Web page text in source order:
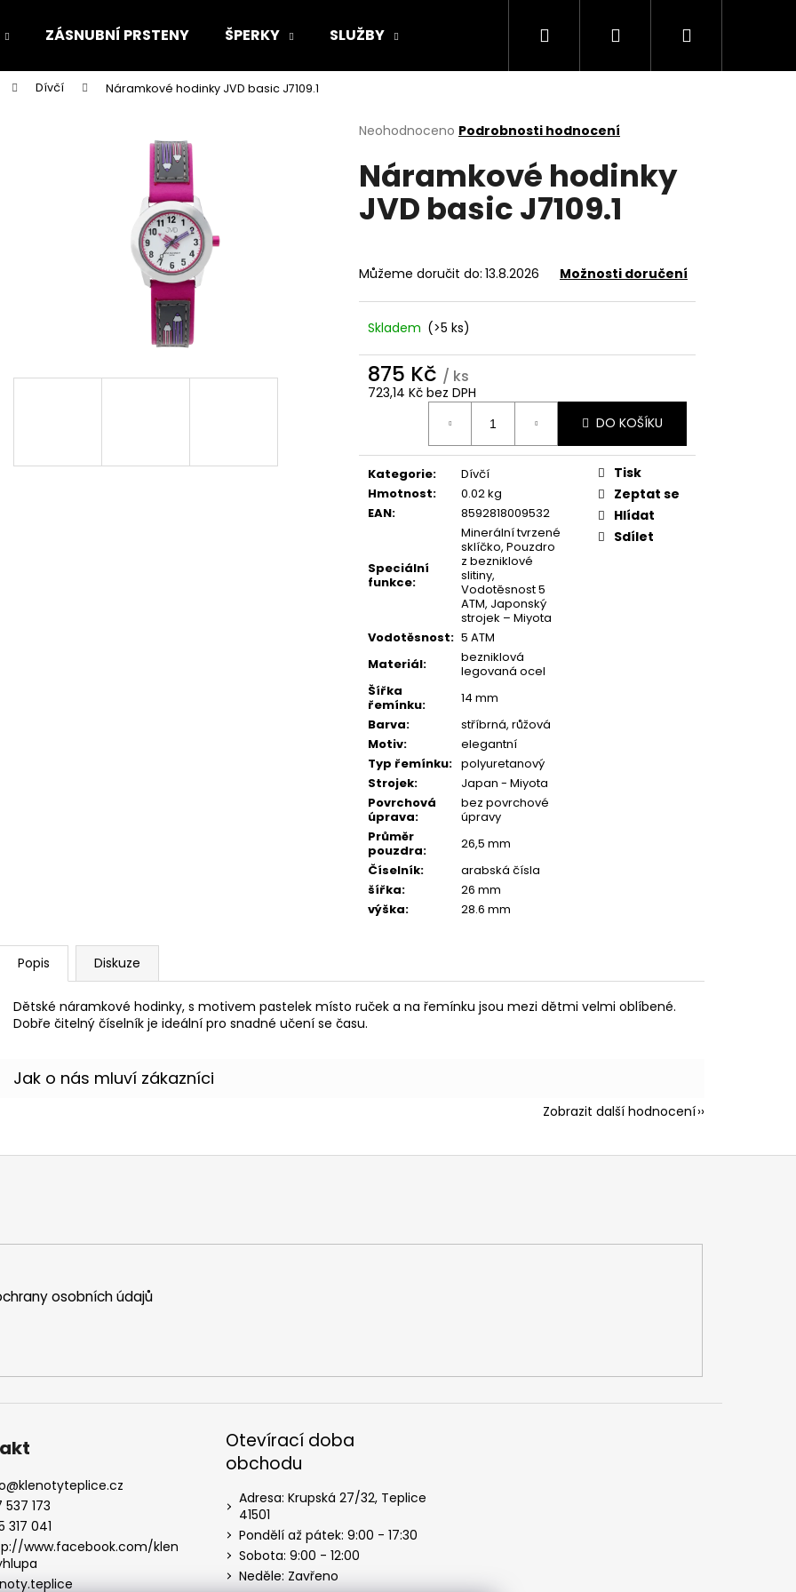
ZÁSNUBNÍ PRSTENY ŠPERKY SLUŽBY Hledat PřihlášeníNákupní
Dívčí Náramkové hodinky JVD basic J7109.1
Průměrné
produktu
je
0,0
z
Neohodnoceno Podrobnosti hodnocení
Náramkové hodinky
JVD basic J7109.1
Můžeme doručit do: 13.8.2026 Možnosti doručení
Skladem (>5 ks)
875 Kč / ks
723,14 Kč bez DPH
DO KOŠÍKU
Kategorie:
Dívčí
Hmotnost:
0.02 kg
EAN: 8592818009532
Speciální
funkce:
Minerální tvrzené
sklíčko, Pouzdro
z bezniklové
slitiny,
Vodotěsnost 5
ATM, Japonský
strojek – Miyota
Vodotěsnost: 5 ATM
Materiál:
bezniklová
legovaná ocel
Šířka
řemínku:
14 mm
Barva:
stříbrná, růžová
Motiv:
elegantní
Typ řemínku: polyuretanový
Strojek:
Japan - Miyota
Povrchová
úprava:
bez povrchové
úpravy
Průměr
pouzdra:
26,5 mm
Číselník:
arabská čísla
šířka:
26 mm
výška: 28.6 mm
Tisk
Zeptat se
Hlídat
Sdílet
Popis Diskuze
Dětské náramkové hodinky, s motivem pastelek místo ruček a na řemínku jsou mezi dětmi velmi oblíbené.
Dobře čitelný číselník je ideální pro snadné učení se času.
Zobrazit další hodnocení
Co potřebujete najít?
Doporučujeme
osobních údajů
@klenotyteplice.cz
537 173
317 041
www.facebook.com/klen
Otevírací doba
obchodu
Adresa: Krupská 27/32, Teplice
41501
Pondělí až pátek: 9:00 - 17:30
Sobota: 9:00 - 12:00
Neděle: Zavřeno